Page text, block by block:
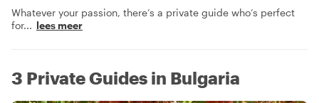
Whatever your passion, there’s a private guide who’s perfect
for... lees meer
3 Private Guides in Bulgaria